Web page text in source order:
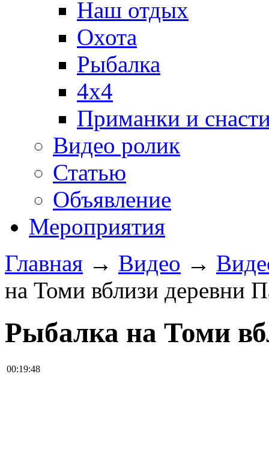
Наш отдых
Охота
Рыбалка
4х4
Приманки и
Видео ролик
Статью
Объявление
Мероприятия
Главная → Видео →
на Томи вблизи деревни
Рыбалка на Томи
00:19:48